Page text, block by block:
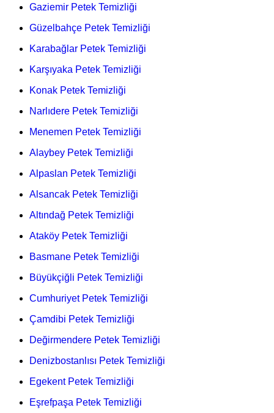
Gaziemir Petek Temizliği
Güzelbahçe Petek Temizliği
Karabağlar Petek Temizliği
Karşıyaka Petek Temizliği
Konak Petek Temizliği
Narlıdere Petek Temizliği
Menemen Petek Temizliği
Alaybey Petek Temizliği
Alpaslan Petek Temizliği
Alsancak Petek Temizliği
Altındağ Petek Temizliği
Ataköy Petek Temizliği
Basmane Petek Temizliği
Büyükçiğli Petek Temizliği
Cumhuriyet Petek Temizliği
Çamdibi Petek Temizliği
Değirmendere Petek Temizliği
Denizbostanlısı Petek Temizliği
Egekent Petek Temizliği
Eşrefpaşa Petek Temizliği